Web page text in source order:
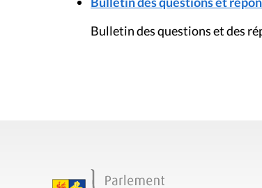
Bulletin des questions et des